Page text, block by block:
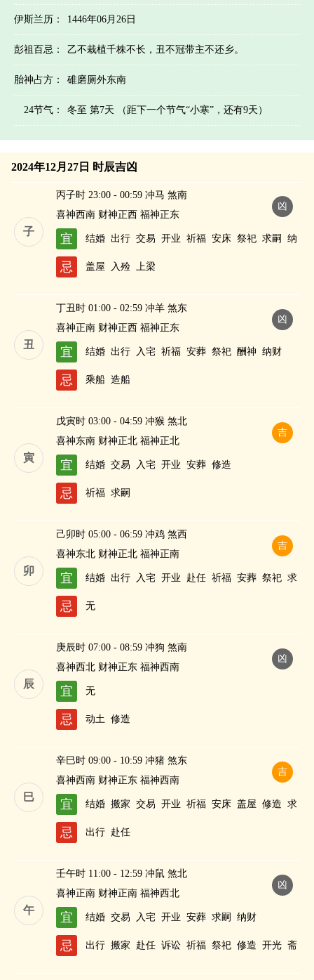
伊斯兰历： 1446年06月26日
彭祖百忌： 乙不栽植千株不长，丑不冠带主不还乡。
胎神占方： 碓磨厕外东南
24节气： 冬至 第7天 （距下一个节气“小寒”，还有9天）
2024年12月27日 时辰吉凶
子
凶
丙子时 23:00 - 00:59 冲马 煞南
喜神西南 财神正西 福神正东
宜 结婚 出行 交易 开业 祈福 安床 祭祀 求嗣
纳
财
忌 盖屋 入殓 上梁
丑
凶
丁丑时 01:00 - 02:59 冲羊 煞东
喜神正南 财神正西 福神正东
宜 结婚 出行 入宅 祈福 安葬 祭祀 酬神 纳财
忌 乘船 造船
寅
吉
戊寅时 03:00 - 04:59 冲猴 煞北
喜神东南 财神正北 福神正北
宜 结婚 交易 入宅 开业 安葬 修造
忌 祈福 求嗣
卯
吉
己卯时 05:00 - 06:59 冲鸡 煞西
喜神东北 财神正北 福神正南
宜 结婚 出行 入宅 开业 赴任 祈福 安葬 祭祀 求
忌 无
辰
凶
庚辰时 07:00 - 08:59 冲狗 煞南
喜神西北 财神正东 福神西南
宜 无
忌 动土 修造
巳
吉
辛巳时 09:00 - 10:59 冲猪 煞东
喜神西南 财神正东 福神西南
宜 结婚 搬家 交易 开业 祈福 安床 盖屋 修造 求
嗣
纳财
忌 出行 赴任
午
凶
壬午时 11:00 - 12:59 冲鼠 煞北
喜神正南 财神正南 福神西北
宜 结婚 交易 入宅 开业 安葬 求嗣 纳财
忌 出行 搬家 赴任 诉讼 祈福 祭祀 修造 开光 斋